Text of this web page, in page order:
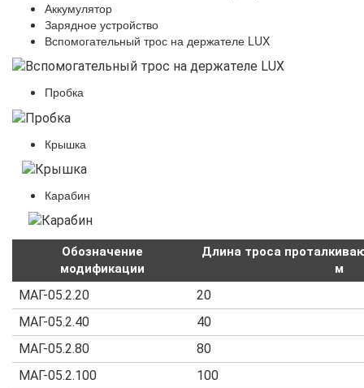
Аккумулятор
Зарядное устройство
Вспомогательный трос на держателе LUX
Пробка
Крышка
Карабин
Обозначение
модификации
Длина троса
м
МАГ-05.2.20
20
МАГ-05.2.40
40
МАГ-05.2.80
80
МАГ-05.2.100
100